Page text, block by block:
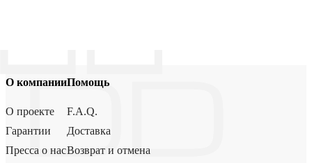
О компании
О проекте
Гарантии
Пресса о нас
Помощь
F.A.Q.
Доставка
Возврат и отмена